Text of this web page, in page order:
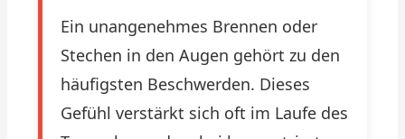
Ein unangenehmes Brennen oder
Stechen in den Augen gehört zu den
häufigsten Beschwerden. Dieses
Gefühl verstärkt sich oft im Laufe des